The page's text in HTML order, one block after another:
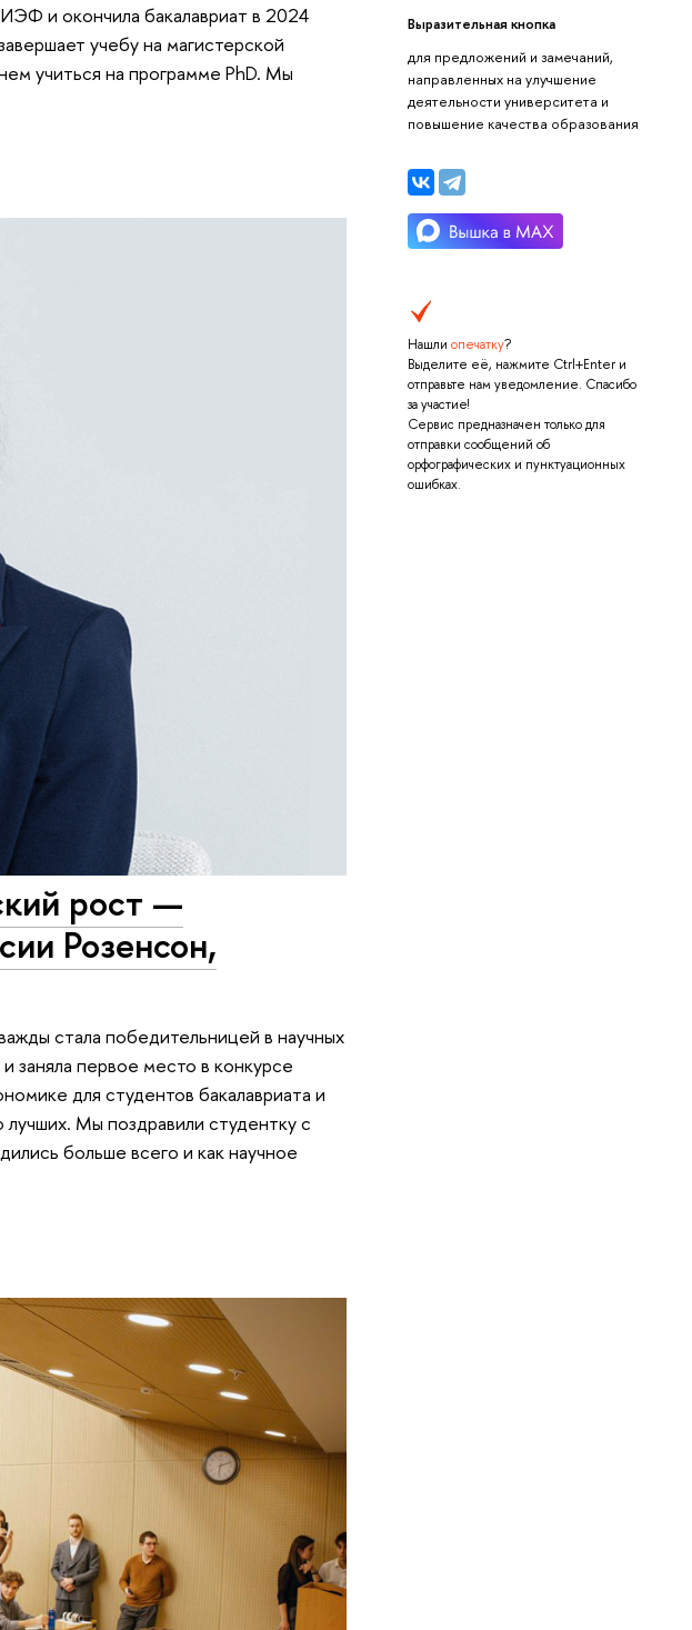
Выразительная кнопка
для предложений и замечаний,
направленных на улучшение
деятельности университета и
повышение качества образования
Нашли опечатку?
Выделите её, нажмите Ctrl+Enter и
отправьте нам уведомление. Спасибо
за участие!
Сервис предназначен только для
отправки сообщений об
орфографических и пунктуационных
ошибках.
и окончила бакалавриат в 2024
учебу на магистерской
учиться на программе PhD. Мы
рост —
Розенсон,
стала победительницей в научных
заняла первое место в конкурсе
для студентов бакалавриата и
лучших. Мы поздравили студентку с
больше всего и как научное